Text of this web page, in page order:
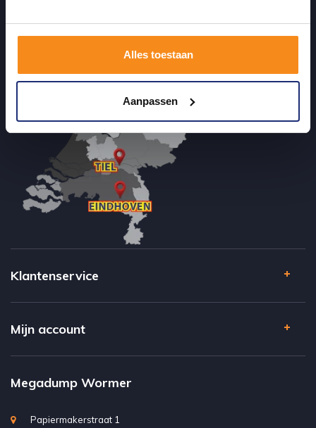
Alles toestaan
Aanpassen
Klantenservice
Mijn account
Megadump Wormer
Papiermakerstraat 1